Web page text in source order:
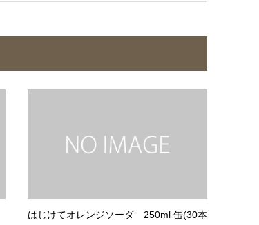
はじけてオレンジソーダ 250ml 缶(30本